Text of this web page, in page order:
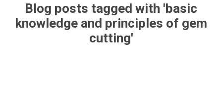
Blog posts tagged with 'basic
knowledge and principles of gem
cutting'